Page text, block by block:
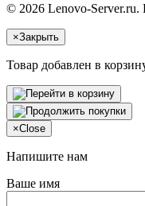
© 2026 Lenovo-
×Закрыть
Товар добавлен в
×Close
Напишите нам
Ваше имя